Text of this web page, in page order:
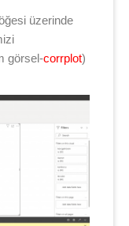
üzerinde
görsel-corrplot)